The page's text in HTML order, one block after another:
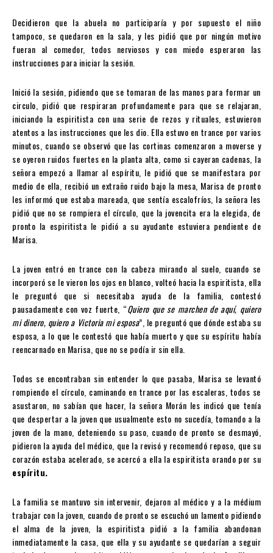
Decidieron que la abuela no participaría y por supuesto el niño
tampoco, se quedaron en la sala, y les pidió que por ningún motivo
fueran al comedor, todos nerviosos y con miedo esperaron las
instrucciones para iniciar la sesión.
Inició la sesión, pidiendo que se tomaran de las manos para formar un
circulo, pidió que respiraran profundamente para que se relajaran,
iniciando la espiritista con una serie de rezos y rituales, estuvieron
atentos a las instrucciones que les dio. Ella estuvo en trance por varios
minutos, cuando se observó que las cortinas comenzaron a moverse y
se oyeron ruidos fuertes en la planta alta, como si cayeran cadenas, la
señora empezó a llamar al espíritu, le pidió que se manifestara por
medio de ella, recibió un extraño ruido bajo la mesa, Marisa de pronto
les informó que estaba mareada, que sentía escalofríos, la señora les
pidió que no se rompiera el círculo, que la jovencita era la elegida, de
pronto la espiritista le pidió a su ayudante estuviera pendiente de
Marisa.
La joven entró en trance con la cabeza mirando al suelo, cuando se
incorporó se le vieron los ojos en blanco, volteó hacia la espiritista, ella
le preguntó que si necesitaba ayuda de la familia, contestó
pausadamente con voz fuerte, “Quiero que se marchen de aquí, quiero
mi dinero, quiero a Victoria mi esposa”, le preguntó que dónde estaba su
esposa, a lo que le contestó que había muerto y que su espíritu había
reencarnado en Marisa, que no se podía ir sin ella.
Todos se encontraban sin entender lo que pasaba, Marisa se levantó
rompiendo el círculo, caminando en trance por las escaleras, todos se
asustaron, no sabían que hacer, la señora Morán les indicó que tenía
que despertar a la joven que usualmente esto no sucedía, tomando a la
joven de la mano, deteniendo su paso, cuando de pronto se desmayó,
pidieron la ayuda del médico, que la revisó y recomendó reposo, que su
corazón estaba acelerado, se acercó a ella la espiritista orando por su
espíritu.
La familia se mantuvo sin intervenir, dejaron al médico y a la médium
trabajar con la joven, cuando de pronto se escuchó un lamento pidiendo
el alma de la joven, la espiritista pidió a la familia abandonan
inmediatamente la casa, que ella y su ayudante se quedarían a seguir